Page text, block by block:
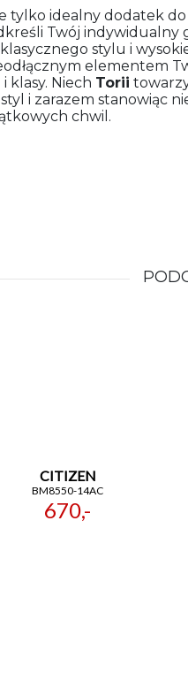
tylko idealny dodatek
Twój indywidualny
stylu i
elementem
klasy. Niech Torii
i zarazem stanowiąc
chwil.
CITIZEN
BM8550-14AC
670,-